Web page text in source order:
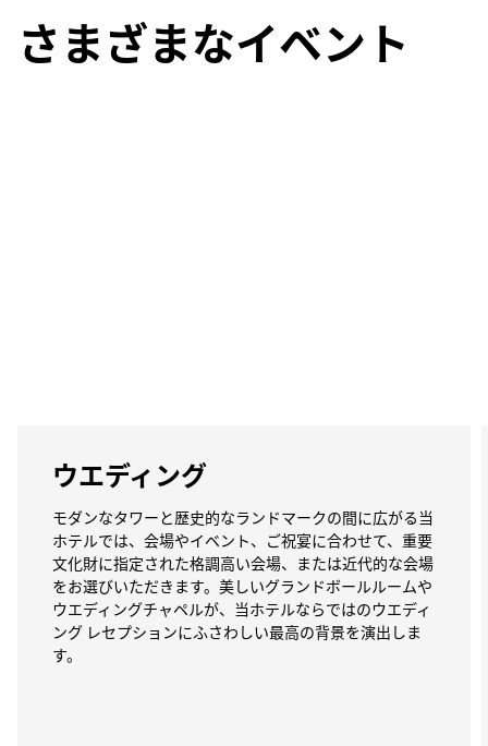
さまざまなイベント
ウエディング
モダンなタワーと歴史的なランドマークの間に広がる当
ホテルでは、会場やイベント、ご祝宴に合わせて、重要
文化財に指定された格調高い会場、または近代的な会場
をお選びいただきます。美しいグランドボールルームや
ウエディングチャペルが、当ホテルならではのウエディ
ング レセプションにふさわしい最高の背景を演出しま
す。